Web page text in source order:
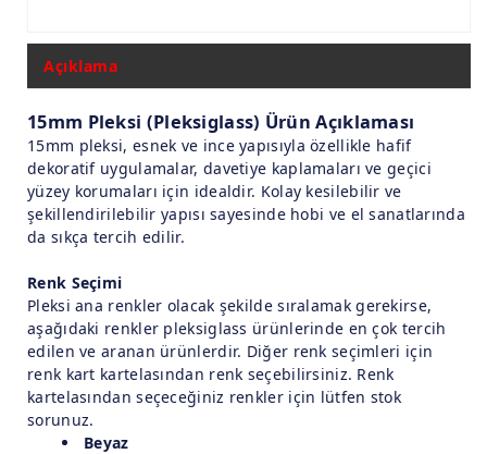
Açıklama
15mm Pleksi (Pleksiglass) Ürün Açıklaması
15mm pleksi, esnek ve ince yapısıyla özellikle hafif
dekoratif uygulamalar, davetiye kaplamaları ve geçici
yüzey korumaları için idealdir. Kolay kesilebilir ve
şekillendirilebilir yapısı sayesinde hobi ve el sanatlarında
da sıkça tercih edilir.
Renk Seçimi
Pleksi ana renkler olacak şekilde sıralamak gerekirse,
aşağıdaki renkler pleksiglass ürünlerinde en çok tercih
edilen ve aranan ürünlerdir. Diğer renk seçimleri için
renk kart kartelasından renk seçebilirsiniz. Renk
kartelasından seçeceğiniz renkler için lütfen stok
sorunuz.
Beyaz